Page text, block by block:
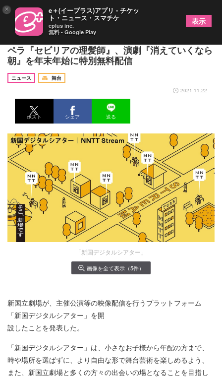
新国立劇場が「新国デジタルシアター」を開設 オ
ペラ『セビリアの理髪師』、演劇『消えていくなら
朝』を年末年始に特別無料配信
ニュース
舞台
2021.11.22
ポスト シェア 送る
「新国デジタルシアター」
画像を全て表示（5件）
新国立劇場が、主催公演等の映像配信を行うプラットフォーム
「新国デジタルシアター」を開
設したことを発表した。
「新国デジタルシアター」は、小さなお子様から年配の方まで、
時や場所を選ばずに、より自由な形で舞台芸術を楽しめるよう、
また、新国立劇場と多くの方々の出会いの場となることを目指し
× e＋(イープラス)アプリ - チケッ
ト・ニュース・スマチケ
eplus inc.
無料 - Google Play
表示